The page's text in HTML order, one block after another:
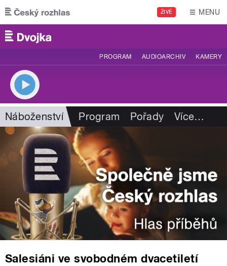
Přejít k hlavnímu obsahu
ŽIVĚ MENU
PROGRAM AUDIOARCHIV KAMERY
Náboženství Program Pořady Více…
Salesiáni ve svobodném dvacetiletí